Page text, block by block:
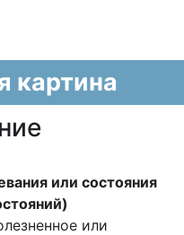
картина
или состояния
или